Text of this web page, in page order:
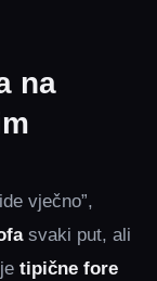
na
vječno”,
svaki put, ali
tipične fore